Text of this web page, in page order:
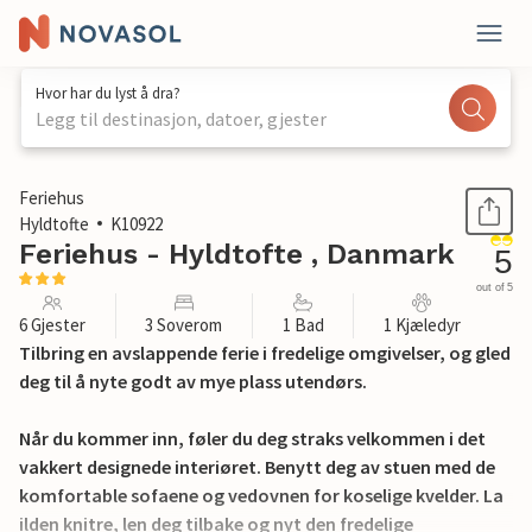
Hvor har du lyst å dra?
Legg til destinasjon, datoer, gjester
1 / 14
Feriehus
Hyldtofte
K10922
Feriehus - Hyldtofte , Danmark 5
out of 5
6 Gjester 3 Soverom 1 Bad 1 Kjæledyr
Tilbring en avslappende ferie i fredelige omgivelser, og gled
deg til å nyte godt av mye plass utendørs.
Når du kommer inn, føler du deg straks velkommen i det
vakkert designede interiøret. Benytt deg av stuen med de
komfortable sofaene og vedovnen for koselige kvelder. La
ilden knitre, len deg tilbake og nyt den fredelige